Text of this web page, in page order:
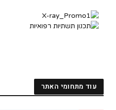
עוד מתחומי האתר